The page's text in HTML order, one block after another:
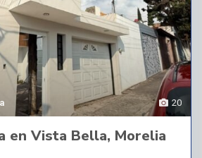
20
en Vista Bella, Morelia